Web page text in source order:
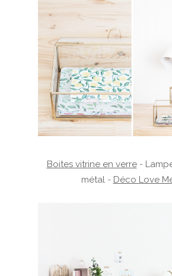
Boites vitrine en verre-
métal- Déco Love